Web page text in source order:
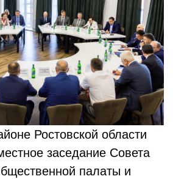
Ростовской области
заседание Совета
палаты и